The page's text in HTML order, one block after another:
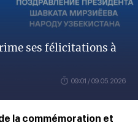
ses félicitations à
09:01 / 09.05.2026
la commémoration et